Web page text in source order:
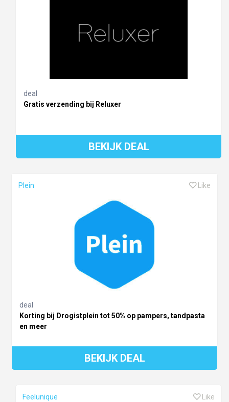
deal
Gratis verzending bij Reluxer
BEKIJK DEAL
Plein Like
deal
Korting bij Drogistplein tot 50% op pampers, tandpasta
en meer
BEKIJK DEAL
Feelunique Like